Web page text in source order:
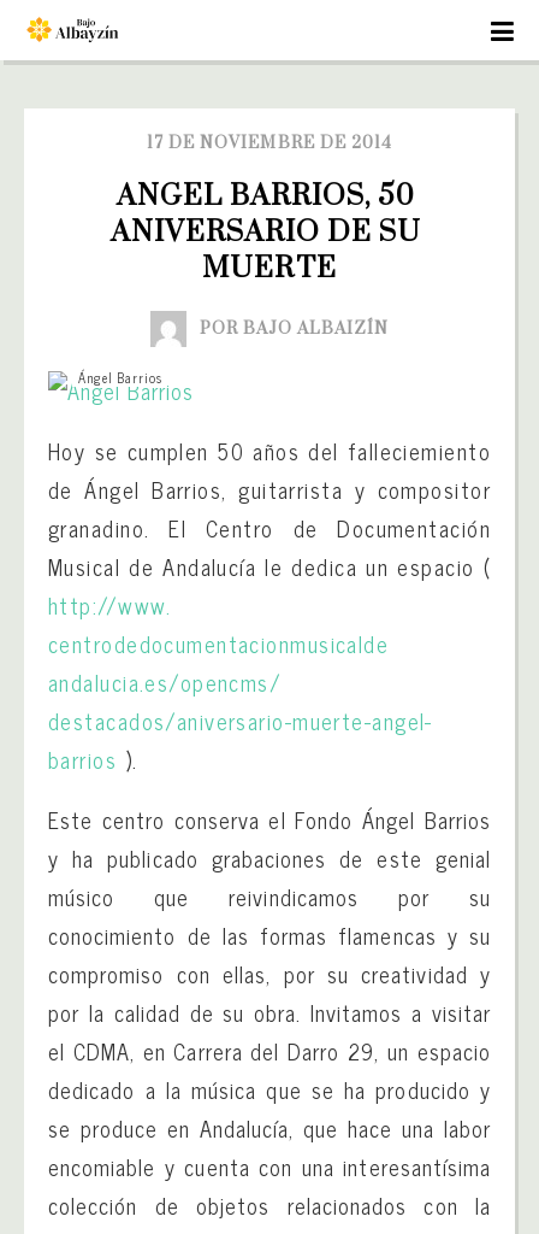
17 DE NOVIEMBRE DE 2014
ANGEL BARRIOS, 50
ANIVERSARIO DE SU
MUERTE
POR BAJO ALBAIZÍN
Ángel Barrios
Hoy se cumplen 50 años del falleciemiento
de Ángel Barrios, guitarrista y compositor
granadino. El Centro de Documentación
Musical de Andalucía le dedica un espacio (
http://www.
centrodedocumentacionmusicalde
andalucia.es/opencms/
destacados/aniversario-muerte-angel-
barrios ).
Este centro conserva el Fondo Ángel Barrios
y ha publicado grabaciones de este genial
músico que reivindicamos por su
conocimiento de las formas flamencas y su
compromiso con ellas, por su creatividad y
por la calidad de su obra. Invitamos a visitar
el CDMA, en Carrera del Darro 29, un espacio
dedicado a la música que se ha producido y
se produce en Andalucía, que hace una labor
encomiable y cuenta con una interesantísima
colección de objetos relacionados con la